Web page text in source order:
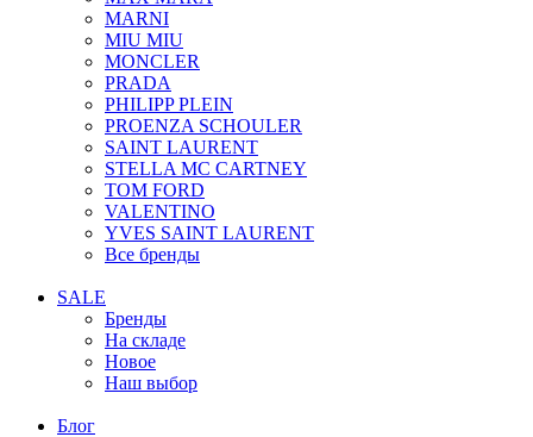
MARNI
MIU MIU
MONCLER
PRADA
PHILIPP PLEIN
PROENZA SCHOULER
SAINT LAURENT
STELLA MC CARTNEY
TOM FORD
VALENTINO
YVES SAINT LAURENT
Все бренды
SALE
Бренды
На складе
Новое
Наш выбор
Блог